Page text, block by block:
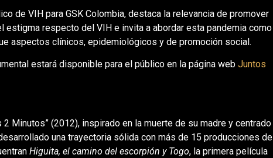
de VIH para GSK Colombia, destaca la relevancia de promover
estigma respecto del VIH e invita a abordar esta pandemia como
aspectos clínicos, epidemiológicos y de promoción social.
estará disponible para el público en la página web Juntos
Minutos” (2012), inspirado en la muerte de su madre y centrado
una trayectoria sólida con más de 15 producciones de
Higuita, el camino del escorpión y Togo, la primera película